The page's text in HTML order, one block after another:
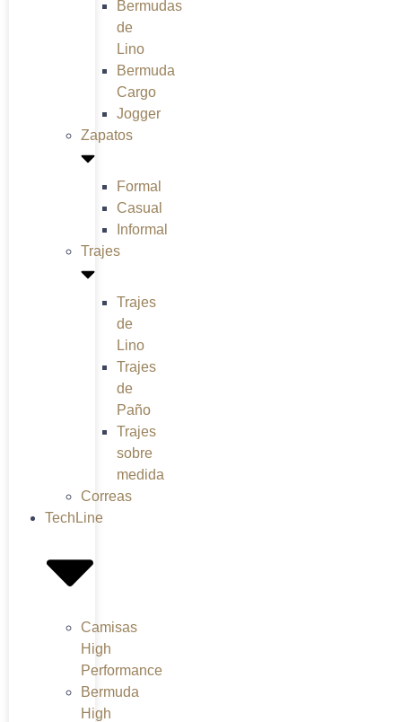
Bermudas
de
Lino
Bermuda
Cargo
Jogger
Zapatos
Formal
Casual
Informal
Trajes
Trajes
de
Lino
Trajes
de
Paño
Trajes
sobre
medida
Correas
TechLine
Camisas
High
Performance
Bermuda
High